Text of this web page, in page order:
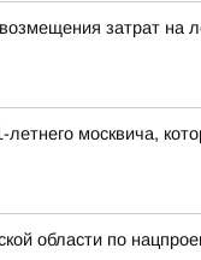
затрат на
москвича,
области по